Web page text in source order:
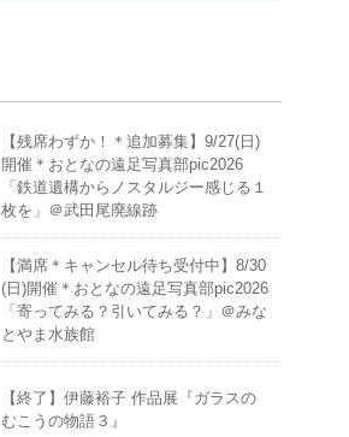
【残席わずか！＊追加募集】9/27(日)
開催＊おとなの遠足写真部pic2026
「鉄道遺構からノスタルジー感じる１
枚を」＠武田尾廃線跡
【満席＊キャンセル待ち受付中】8/30
(日)開催＊おとなの遠足写真部pic2026
「寄ってみる？引いてみる？」＠みな
とやま水族館
【終了】伊藤裕子 作品展『ガラスの
むこうの物語３』